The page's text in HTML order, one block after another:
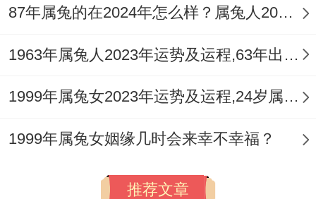
87年属兔的在2024年怎么样？属兔人2024年运势及运程如何？
1963年属兔人2023年运势及运程,63年出生的60岁生肖兔2023年本命年每月运势详解
1999年属兔女2023年运势及运程,24岁属兔人2023全年每月运势女性如何
1999年属兔女姻缘几时会来幸不幸福？
推荐文章